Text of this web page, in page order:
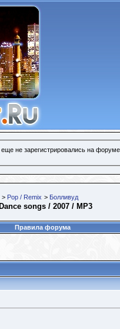
не зарегистрировались на
> Pop / Remix > Болливуд
songs / 2007 / MP3
Правила форума